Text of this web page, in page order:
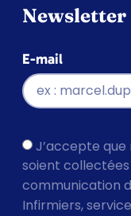
Newsletter
E-mail
J’accepte
soient
communication
Infirmiers,